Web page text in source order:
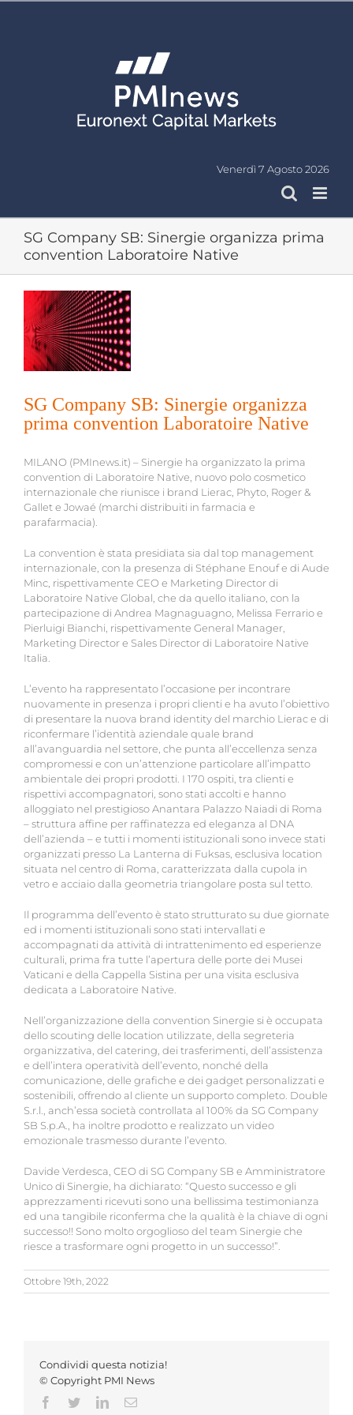
Venerdì 7 Agosto 2026
SG Company SB: Sinergie organizza prima
convention Laboratoire Native
Ingrandisci
immagine
SG Company SB: Sinergie organizza
prima convention Laboratoire Native
MILANO (PMInews.it) – Sinergie ha organizzato la prima
convention di Laboratoire Native, nuovo polo cosmetico
internazionale che riunisce i brand Lierac, Phyto, Roger &
Gallet e Jowaé (marchi distribuiti in farmacia e
parafarmacia).
La convention è stata presidiata sia dal top management
internazionale, con la presenza di Stéphane Enouf e di Aude
Minc, rispettivamente CEO e Marketing Director di
Laboratoire Native Global, che da quello italiano, con la
partecipazione di Andrea Magnaguagno, Melissa Ferrario e
Pierluigi Bianchi, rispettivamente General Manager,
Marketing Director e Sales Director di Laboratoire Native
Italia.
L’evento ha rappresentato l’occasione per incontrare
nuovamente in presenza i propri clienti e ha avuto l’obiettivo
di presentare la nuova brand identity del marchio Lierac e di
riconfermare l’identità aziendale quale brand
all’avanguardia nel settore, che punta all’eccellenza senza
compromessi e con un’attenzione particolare all’impatto
ambientale dei propri prodotti. I 170 ospiti, tra clienti e
rispettivi accompagnatori, sono stati accolti e hanno
alloggiato nel prestigioso Anantara Palazzo Naiadi di Roma
– struttura affine per raffinatezza ed eleganza al DNA
dell’azienda – e tutti i momenti istituzionali sono invece stati
organizzati presso La Lanterna di Fuksas, esclusiva location
situata nel centro di Roma, caratterizzata dalla cupola in
vetro e acciaio dalla geometria triangolare posta sul tetto.
Il programma dell’evento è stato strutturato su due giornate
ed i momenti istituzionali sono stati intervallati e
accompagnati da attività di intrattenimento ed esperienze
culturali, prima fra tutte l’apertura delle porte dei Musei
Vaticani e della Cappella Sistina per una visita esclusiva
dedicata a Laboratoire Native.
Nell’organizzazione della convention Sinergie si è occupata
dello scouting delle location utilizzate, della segreteria
organizzativa, del catering, dei trasferimenti, dell’assistenza
e dell’intera operatività dell’evento, nonché della
comunicazione, delle grafiche e dei gadget personalizzati e
sostenibili, offrendo al cliente un supporto completo. Double
S.r.l., anch’essa società controllata al 100% da SG Company
SB S.p.A., ha inoltre prodotto e realizzato un video
emozionale trasmesso durante l’evento.
Davide Verdesca, CEO di SG Company SB e Amministratore
Unico di Sinergie, ha dichiarato: “Questo successo e gli
apprezzamenti ricevuti sono una bellissima testimonianza
ed una tangibile riconferma che la qualità è la chiave di ogni
successo!! Sono molto orgoglioso del team Sinergie che
riesce a trasformare ogni progetto in un successo!”.
Ottobre 19th, 2022
Condividi questa notizia!
© Copyright PMI News
Facebook
TwitterLinkedInEmail